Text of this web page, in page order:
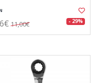
11,00€ - 29%